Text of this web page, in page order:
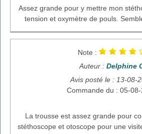
Assez grande pour y mettre mon
tension et oxymètre de pouls.
Note :
Auteur : Delphine
Avis posté le : 13-08-
Commande du : 05-
La trousse est assez grande pour
stéthoscope et otoscope pour une